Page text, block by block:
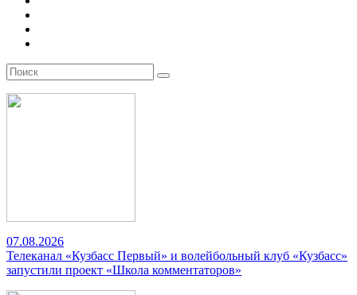
07.08.2026
Телеканал «Кузбасс Первый» и волейбольный клуб «Кузбасс»
запустили проект «Школа комментаторов»